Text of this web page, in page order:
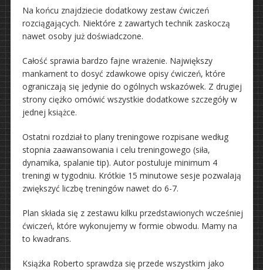
Na końcu znajdziecie dodatkowy zestaw ćwiczeń
rozciągających. Niektóre z zawartych technik zaskoczą
nawet osoby już doświadczone.
Całość sprawia bardzo fajne wrażenie. Największy
mankament to dosyć zdawkowe opisy ćwiczeń, które
ograniczają się jedynie do ogólnych wskazówek. Z drugiej
strony ciężko omówić wszystkie dodatkowe szczegóły w
jednej książce.
Ostatni rozdział to plany treningowe rozpisane według
stopnia zaawansowania i celu treningowego (siła,
dynamika, spalanie tip). Autor postuluje minimum 4
treningi w tygodniu. Krótkie 15 minutowe sesje pozwalają
zwiększyć liczbę treningów nawet do 6-7.
Plan składa się z zestawu kilku przedstawionych wcześniej
ćwiczeń, które wykonujemy w formie obwodu. Mamy na
to kwadrans.
Książka Roberto sprawdza się przede wszystkim jako